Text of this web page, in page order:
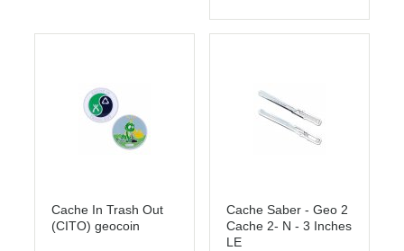
Cache In Trash Out
(CITO) geocoin
Cache Saber - Geo 2
Cache 2- N - 3 Inches
LE